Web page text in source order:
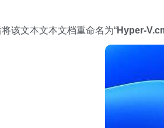
该文本文本文档重命名为“Hyper-